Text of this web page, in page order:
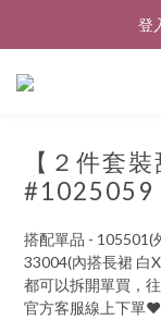
🎉新
登
🎉新
【２件套
#1025059
搭配單品 - 105501(
33004(內搭長裙 白
都可以拆開單買，
官方客服線上下單♥